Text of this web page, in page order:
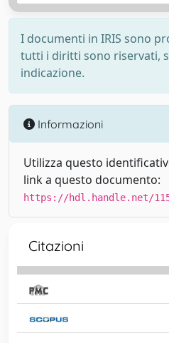
I documenti in IRIS sono
tutti i diritti sono riservati,
indicazione.
Informazioni
Utilizza questo
link a questo documento:
https://hdl.handle.net/
Citazioni